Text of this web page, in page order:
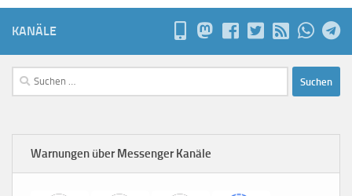
KANÄLE
Suchen
nach:
Warnungen über Messenger Kanäle